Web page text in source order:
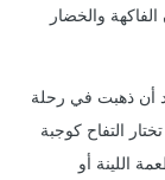
والخضار
أن ذهبت في رحلة
التفاح كوجبة
اللينة أو